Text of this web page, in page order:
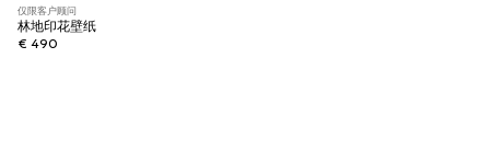
仅限客户顾问
林地印花壁纸
€ 490